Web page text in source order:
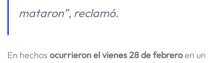
mataron”, reclamó.
En hechos ocurrieron el vienes 28 de febreroen un